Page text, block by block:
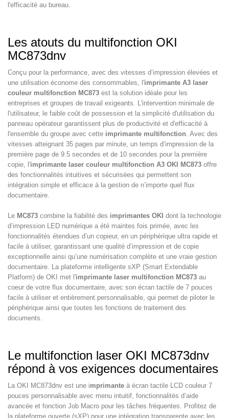
l'efficacité au bureau.
Les atouts du multifonction OKI
MC873dnv
Conçu pour la performance, avec des vitesses d’impression élevées et
une utilisation économe des consommables, l'imprimante A3 laser
couleur multifonction MC873 est la solution idéale pour les
entreprises et groupes de travail exigeants. L'intervention minimale de
l'utilisateur, le faible coût de possession et la simplicité d'utilisation du
panneau opérateur garantissent plus de productivité et d'efficacité à
l'ensemble du groupe avec cette imprimante multifonction . Avec des
vitesses atteignant 35 pages par minute, un temps d’impression de la
première page de 9.5 secondes et de 10 secondes pour la première
copie, l'imprimante laser couleur multifonction A3 OKI MC873 offre
des fonctionnalités intuitives et sécurisées qui permettent son
intégration simple et efficace à la gestion de n’importe quel flux
documentaire.
Le MC873 combine la fiabilité des imprimantes OKI dont la technologie
d’impression LED numérique a été maintes fois primée, avec les
fonctionnalités étendues d’un copieur, en un périphérique ultra rapide et
facile à utiliser, garantissant une qualité d’impression et de copie
exceptionnelle ainsi qu’une numérisation complète et une vraie gestion
documentaire. La plateforme intelligente sXP (Smart Extendable
Platform) de OKI met l'imprimante laser multifonction MC873 au
coeur de votre flux documentaire, avec son écran tactile de 7 pouces
facile à utiliser et entièrement personnalisable, qui permet de piloter le
périphérique ainsi que toutes les fonctions de traitement des
documents.
Le multifonction laser OKI MC873dnv
répond à vos exigences documentaires
La OKI MC873dnv est une imprimante à écran tactile LCD couleur 7
pouces personnalisable avec menu intuitif, fonctionnalités d’aide
avancée et fonction Job Macro pour les tâches fréquentes. Profitez de
la plateforme ouverte (sXP) pour une intégration transparente avec les